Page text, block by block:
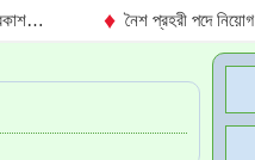
নৈশ প্রহরী পদে নিয়োগ বিজ্ঞপ্তি